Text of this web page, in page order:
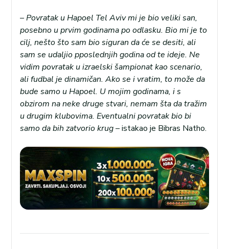
– Povratak u Hapoel Tel Aviv mi je bio veliki san,
posebno u prvim godinama po odlasku. Bio mi je to
cilj, nešto što sam bio siguran da će se desiti, ali
sam se udaljio pposlednjih godina od te ideje. Ne
vidim povratak u izraelski šampionat kao scenario,
ali fudbal je dinamičan. Ako se i vratim, to može da
bude samo u Hapoel. U mojim godinama, i s
obzirom na neke druge stvari, nemam šta da tražim
u drugim klubovima. Eventualni povratak bio bi
samo da bih zatvorio krug –istakao je Bibras Natho.